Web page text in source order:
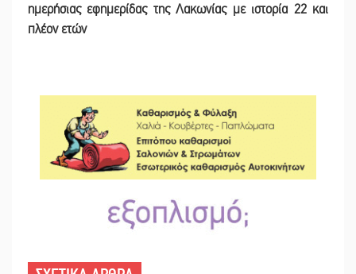
ημερήσιας εφημερίδας της Λακωνίας με ιστορία 22 και
πλέον ετών